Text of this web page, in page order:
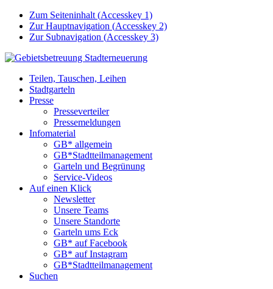
Zum Seiteninhalt (Accesskey 1)
Zur Hauptnavigation (Accesskey 2)
Zur Subnavigation (Accesskey 3)
Teilen, Tauschen, Leihen
Stadtgarteln
Presse
Presseverteiler
Pressemeldungen
Infomaterial
GB* allgemein
GB*Stadtteilmanagement
Garteln und Begrünung
Service-Videos
Auf einen Klick
Newsletter
Unsere Teams
Unsere Standorte
Garteln ums Eck
GB* auf Facebook
GB* auf Instagram
GB*Stadtteilmanagement
Suchen